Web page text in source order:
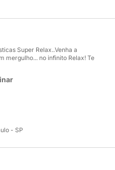
Super Relax..Venha a
mergulho... no infinito Relax! Te
- SP